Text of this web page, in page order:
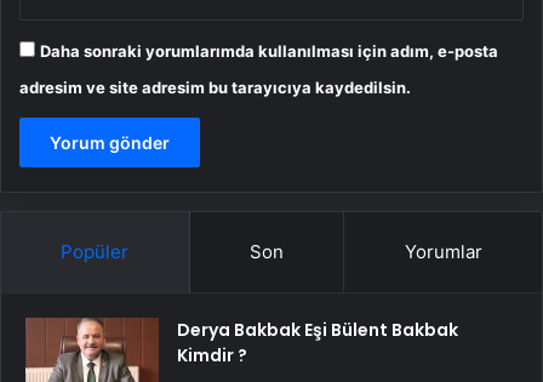
Daha sonraki yorumlarımda kullanılması için adım, e-posta
adresim ve site adresim bu tarayıcıya kaydedilsin.
Popüler Son Yorumlar
Derya Bakbak Eşi Bülent Bakbak
Kimdir ?